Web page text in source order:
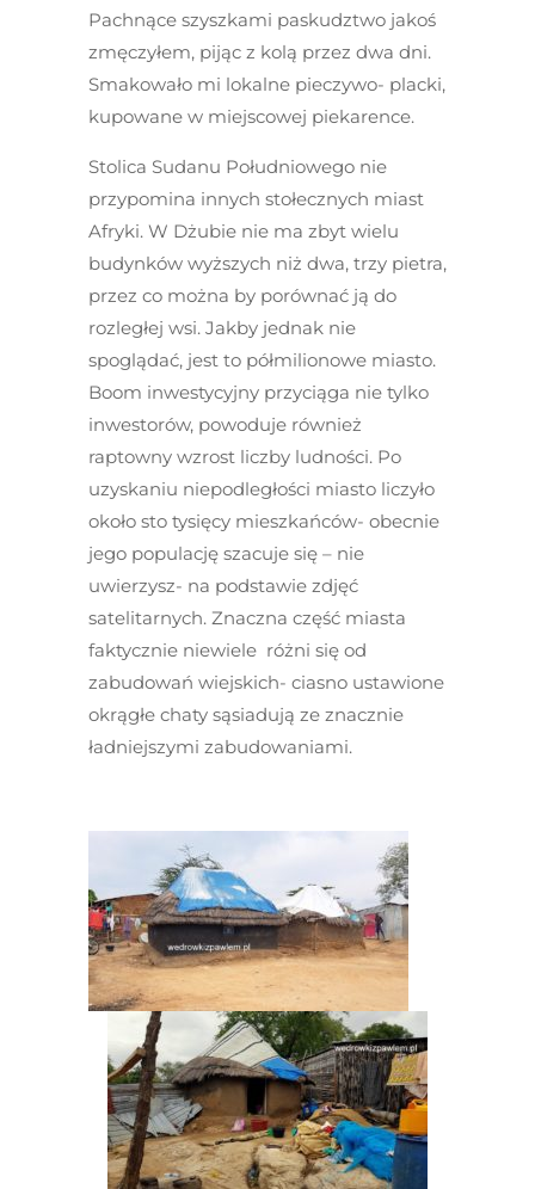
Pachnące szyszkami paskudztwo jakoś
zmęczyłem, pijąc z kolą przez dwa dni.
Smakowało mi lokalne pieczywo- placki,
kupowane w miejscowej piekarence.
Stolica Sudanu Południowego nie
przypomina innych stołecznych miast
Afryki. W Dżubie nie ma zbyt wielu
budynków wyższych niż dwa, trzy pietra,
przez co można by porównać ją do
rozległej wsi. Jakby jednak nie
spoglądać, jest to półmilionowe miasto.
Boom inwestycyjny przyciąga nie tylko
inwestorów, powoduje również
raptowny wzrost liczby ludności. Po
uzyskaniu niepodległości miasto liczyło
około sto tysięcy mieszkańców- obecnie
jego populację szacuje się – nie
uwierzysz- na podstawie zdjęć
satelitarnych. Znaczna część miasta
faktycznie niewiele różni się od
zabudowań wiejskich- ciasno ustawione
okrągłe chaty sąsiadują ze znacznie
ładniejszymi zabudowaniami.